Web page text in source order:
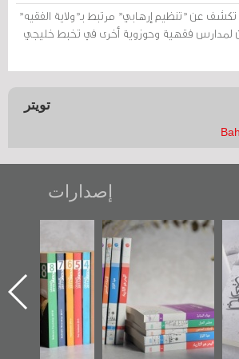
تكشف عن "تنظيم إرهابي" مرتبط بـ"ولاية الفقيه"
لمدارس فقهية وحوزوية أخرى في تخبط خليجي
تويتر
إصدارات
تصنيف موضوعي
للوثائق البريطانية
يقدمه «مركز أوال»
في سلسلة من 5
كتب
تصدر حصاد
الساحات 2019